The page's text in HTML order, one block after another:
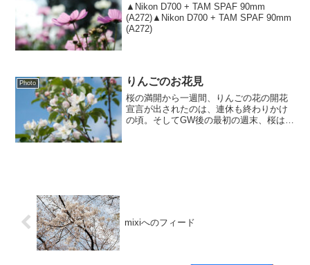
▲Nikon D700 + TAM SPAF 90mm
(A272)▲Nikon D700 + TAM SPAF 90mm
(A272)
Photo りんごのお花見
桜の満開から一週間、りんごの花の開花
宣言が出されたのは、連休も終わりかけ
の頃。そしてGW後の最初の週末、桜はも
mixiへのフィード